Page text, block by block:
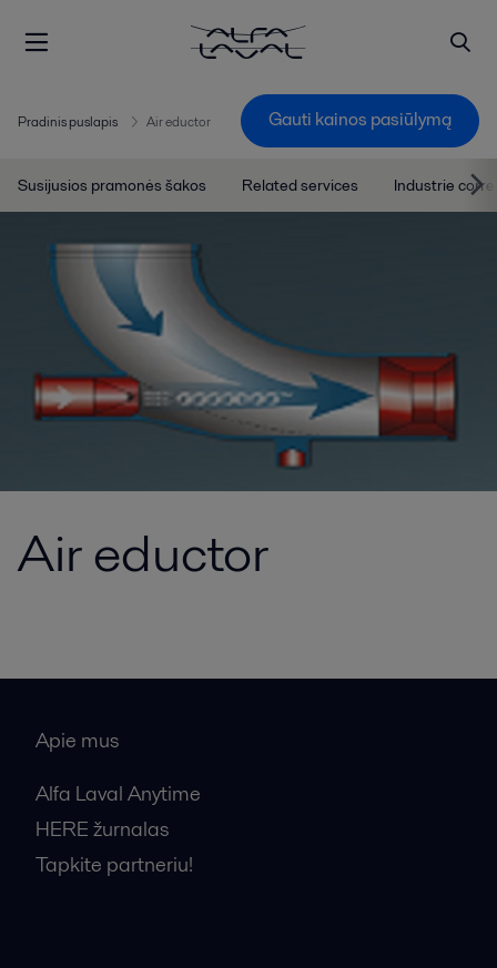
Pradinis puslapis Air eductor Gauti kainos pasiūlymą
Susijusios pramonės šakos Related services Industrie
Air eductor
Apie mus
Alfa Laval Anytime
HERE žurnalas
Tapkite partneriu!